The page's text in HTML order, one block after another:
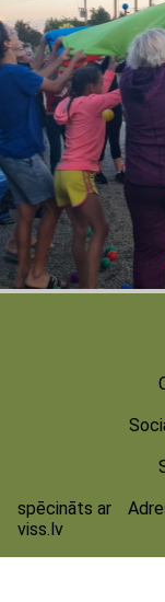
spēcināts ar
viss.lv